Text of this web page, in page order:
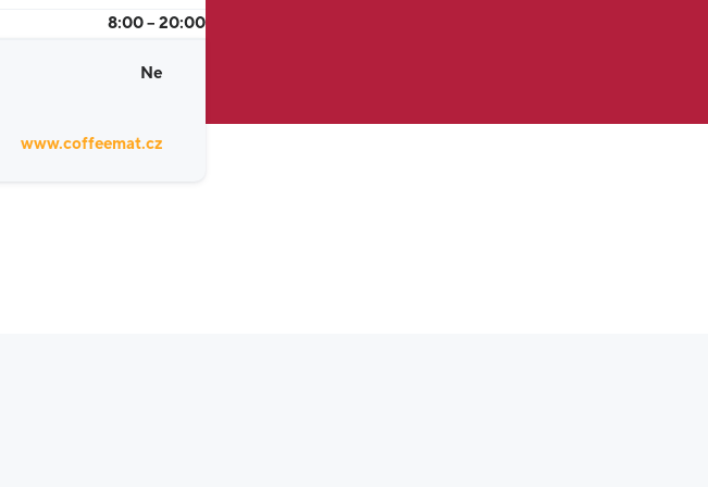
8:00 – 20:00
Ne
www.coffeemat.cz